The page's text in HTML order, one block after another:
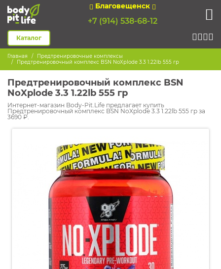
Благовещенск
+7 (914) 538-68-12
Каталог
Главная
Предтренировочные комплексы
Предтренировочный комплекс BSN NoXplode 3.3 1.22lb 555 гр
Предтренировочный комплекс BSN
NoXplode 3.3 1.22lb 555 гр
Интернет-магазин Body-Pit.Life предлагает купить
Предтренировочный комплекс BSN NoXplode 3.3 1.22lb 555 гр за
3690 ₽.